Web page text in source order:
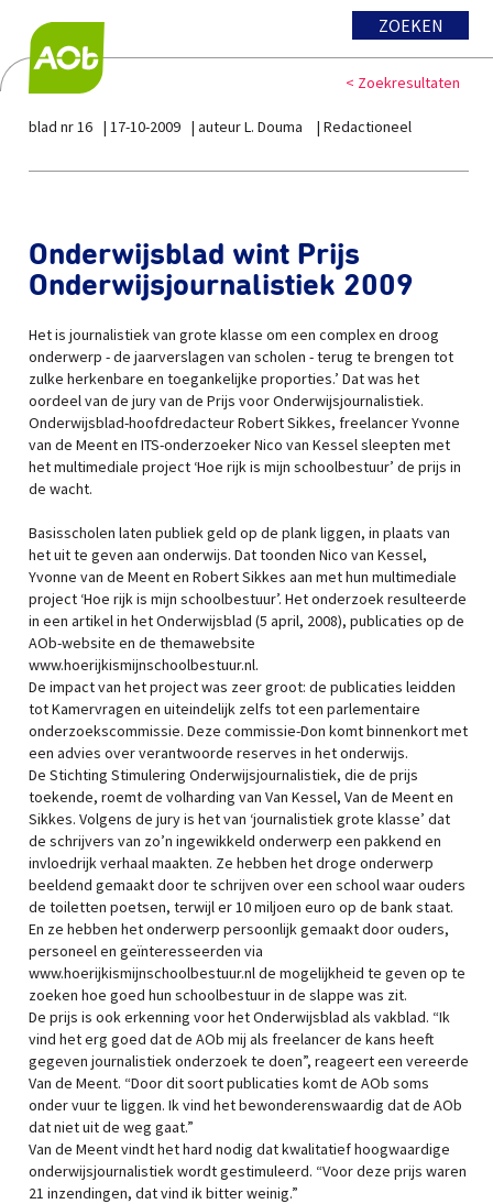
ZOEKEN
< Zoekresultaten
blad nr 16 17-10-2009 auteur L. Douma Redactioneel
Onderwijsblad wint Prijs
Onderwijsjournalistiek 2009
Het is journalistiek van grote klasse om een complex en droog
onderwerp - de jaarverslagen van scholen - terug te brengen tot
zulke herkenbare en toegankelijke proporties.’ Dat was het
oordeel van de jury van de Prijs voor Onderwijsjournalistiek.
Onderwijsblad-hoofdredacteur Robert Sikkes, freelancer Yvonne
van de Meent en ITS-onderzoeker Nico van Kessel sleepten met
het multimediale project ‘Hoe rijk is mijn schoolbestuur’ de prijs in
de wacht.
Basisscholen laten publiek geld op de plank liggen, in plaats van
het uit te geven aan onderwijs. Dat toonden Nico van Kessel,
Yvonne van de Meent en Robert Sikkes aan met hun multimediale
project ‘Hoe rijk is mijn schoolbestuur’. Het onderzoek resulteerde
in een artikel in het Onderwijsblad (5 april, 2008), publicaties op de
AOb-website en de themawebsite
www.hoerijkismijnschoolbestuur.nl.
De impact van het project was zeer groot: de publicaties leidden
tot Kamervragen en uiteindelijk zelfs tot een parlementaire
onderzoekscommissie. Deze commissie-Don komt binnenkort met
een advies over verantwoorde reserves in het onderwijs.
De Stichting Stimulering Onderwijsjournalistiek, die de prijs
toekende, roemt de volharding van Van Kessel, Van de Meent en
Sikkes. Volgens de jury is het van ‘journalistiek grote klasse’ dat
de schrijvers van zo’n ingewikkeld onderwerp een pakkend en
invloedrijk verhaal maakten. Ze hebben het droge onderwerp
beeldend gemaakt door te schrijven over een school waar ouders
de toiletten poetsen, terwijl er 10 miljoen euro op de bank staat.
En ze hebben het onderwerp persoonlijk gemaakt door ouders,
personeel en geïnteresseerden via
www.hoerijkismijnschoolbestuur.nl de mogelijkheid te geven op te
zoeken hoe goed hun schoolbestuur in de slappe was zit.
De prijs is ook erkenning voor het Onderwijsblad als vakblad. “Ik
vind het erg goed dat de AOb mij als freelancer de kans heeft
gegeven journalistiek onderzoek te doen”, reageert een vereerde
Van de Meent. “Door dit soort publicaties komt de AOb soms
onder vuur te liggen. Ik vind het bewonderenswaardig dat de AOb
dat niet uit de weg gaat.”
Van de Meent vindt het hard nodig dat kwalitatief hoogwaardige
onderwijsjournalistiek wordt gestimuleerd. “Voor deze prijs waren
21 inzendingen, dat vind ik bitter weinig.”